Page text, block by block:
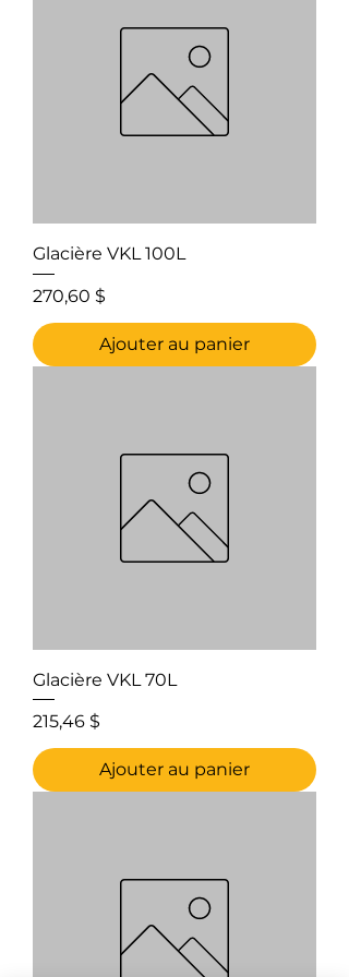
Glacière VKL 100L
Prix
270,60 $
Ajouter au panier
Glacière VKL 70L
Prix
215,46 $
Ajouter au panier